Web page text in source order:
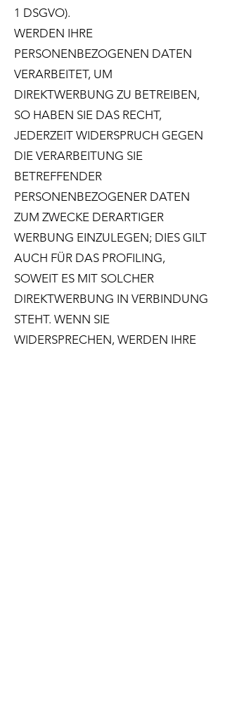
1 DSGVO).
WERDEN IHRE
PERSONENBEZOGENEN DATEN
VERARBEITET, UM
DIREKTWERBUNG ZU BETREIBEN,
SO HABEN SIE DAS RECHT,
JEDERZEIT WIDERSPRUCH GEGEN
DIE VERARBEITUNG SIE
BETREFFENDER
PERSONENBEZOGENER DATEN
ZUM ZWECKE DERARTIGER
WERBUNG EINZULEGEN; DIES GILT
AUCH FÜR DAS PROFILING,
SOWEIT ES MIT SOLCHER
DIREKTWERBUNG IN VERBINDUNG
STEHT. WENN SIE
WIDERSPRECHEN, WERDEN IHRE